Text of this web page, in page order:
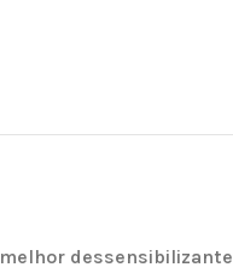
melhor dessensibilizante